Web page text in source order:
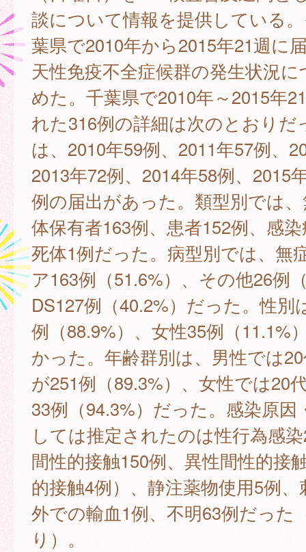
談について情報を提供している
葉県で2010年から2015年21週に
天性免疫不全症候群の発生状況
めた。千葉県で2010年～2015年
れた316例の詳細は次のとおりだ
は、2010年59例、2011年57例、
2013年72例、2014年58例、2015
例の届出があった。類型別では
体保有者163例、患者152例、感
死体1例だった。病型別では、無
ア163例（51.6%）、その他26例
DS127例（40.2%）だった。性別
例（88.9%）、女性35例（11.1%
かった。年齢群別は、男性では
が251例（89.3%）、女性では20
33例（94.3%）だった。感染原因
しては推定されたのは性行為感
間性的接触150例、異性間性的接
的接触4例）、静注薬物使用5例、
外での輸血1例、不明63例だった
り）。